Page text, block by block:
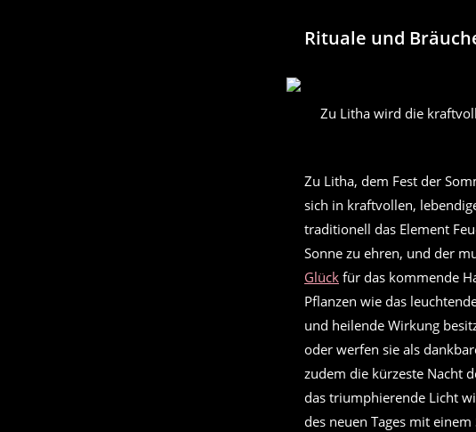
Rituale und
Zu Litha wird die
Zu Litha, dem Fest der
sich in kraftvollen,
traditionell das Element
Sonne zu ehren, und der
Glück für das kommende
Pflanzen wie das
und heilende Wirkung
oder werfen sie als
zudem die kürzeste Nacht
das triumphierende Licht
des neuen Tages mit